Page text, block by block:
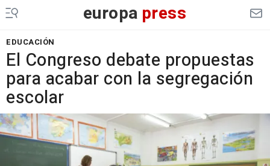
europa press
EDUCACIÓN
El Congreso debate propuestas
para acabar con la segregación
escolar